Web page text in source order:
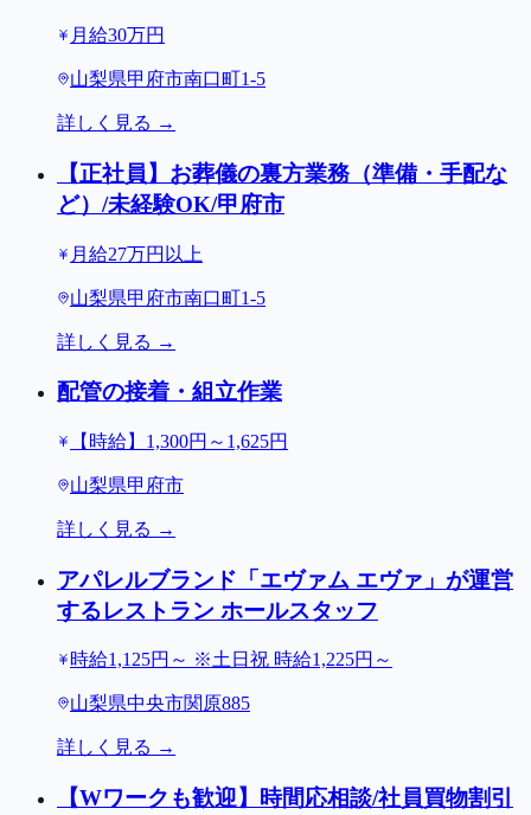
月給30万円
山梨県甲府市南口町1-5
詳しく見る →
【正社員】お葬儀の裏方業務（準備・手配な
ど）/未経験OK/甲府市
月給27万円以上
山梨県甲府市南口町1-5
詳しく見る →
配管の接着・組立作業
【時給】1,300円～1,625円
山梨県甲府市
詳しく見る →
アパレルブランド「エヴァム エヴァ」が運営
するレストラン ホールスタッフ
時給1,125円～ ※土日祝 時給1,225円～
山梨県中央市関原885
詳しく見る →
【Wワークも歓迎】時間応相談/社員買物割引